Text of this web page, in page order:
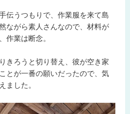
伝うつもりで、作業服を来て島
ながら素人さんなので、材料が
作業は断念。
きろうと切り替え、彼が空き家
とが一番の願いだったので、気
ました。